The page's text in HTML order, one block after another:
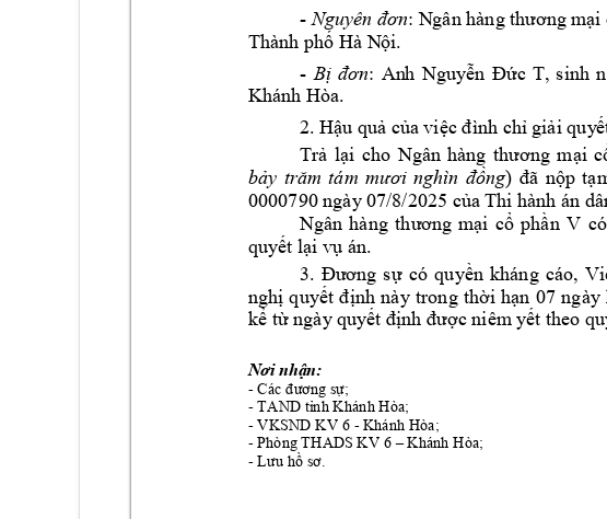
- Nguyên đơn: Ngân hàng thương mại
Thành phố Hà Nội.
- Bị đơn: Anh Nguyễn Đức T, sinh
Khánh Hòa.
2. Hậu quả của việc đình chỉ giải quy
Trả lại cho Ngân hàng thương mại
bảy trăm tám mươi nghìn đồng) đã nộp
0000790 ngày 07/8/2025 của Thi hành án dâ
Ngân hàng thương mại cổ phần V có
quyết lại vụ án.
3. Đương sự có quyền kháng cáo,
nghị quyết định này trong thời hạn 07 ngày
kể từ ngày quyết định được niêm yết theo
Nơi nhận:
- Các đương sự;
- TAND tỉnh Khánh Hòa;
- VKSND KV 6 - Khánh Hòa;
- Phòng THADS KV 6 – Khánh Hòa;
- Lưu hồ sơ.